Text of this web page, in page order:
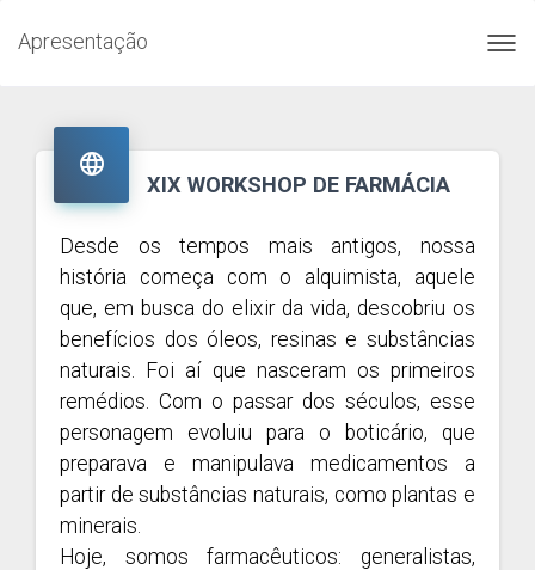
Apresentação

XIX WORKSHOP DE FARMÁCIA
Desde os tempos mais antigos, nossa
história começa com o alquimista, aquele
que, em busca do elixir da vida, descobriu os
benefícios dos óleos, resinas e substâncias
naturais. Foi aí que nasceram os primeiros
remédios. Com o passar dos séculos, esse
personagem evoluiu para o boticário, que
preparava e manipulava medicamentos a
partir de substâncias naturais, como plantas e
minerais.
Hoje, somos farmacêuticos: generalistas,